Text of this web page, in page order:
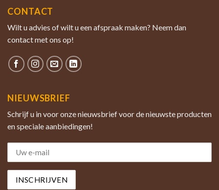
CONTACT
Wilt u advies of wilt u een afspraak maken? Neem dan
contact met ons op!
NIEUWSBRIEF
Schrijf u in voor onze nieuwsbrief voor de nieuwste producten
en speciale aanbiedingen!